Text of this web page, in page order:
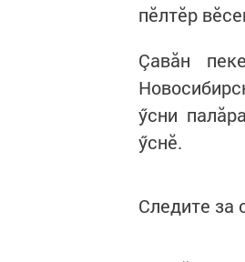
пӗлтӗр
Çавăн
ӳсни
ӳснӗ.
Следите